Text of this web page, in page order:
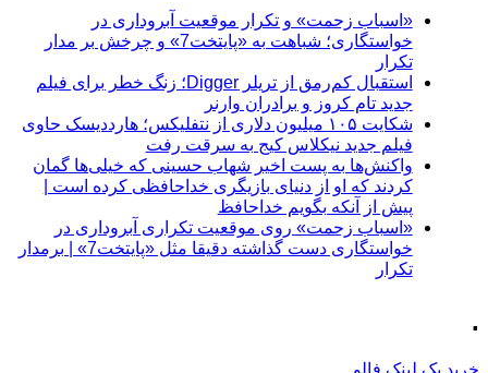
«اسباب زحمت» و تکرار موقعیت آبروداری در
خواستگاری؛ شباهت به «پایتخت7» و چرخش بر مدار
تکرار
استقبال کم‌رمق از تریلر Digger؛ زنگ خطر برای فیلم
جدید تام کروز و برادران وارنر
شکایت ۱۰۵ میلیون دلاری از نتفلیکس؛ هارددیسک حاوی
فیلم جدید نیکلاس کیج به سرقت رفت
واکنش‌ها به پست اخیر شهاب حسینی که خیلی‌ها گمان
کردند که او از دنیای بازیگری خداحافظی کرده است |
پیش از آنکه بگویم خداحافظ
«اسباب زحمت» روی موقعیت تکراری آبروداری در
خواستگاری دست گذاشته دقیقا مثل «پایتخت7» | برمدار
تکرار
.